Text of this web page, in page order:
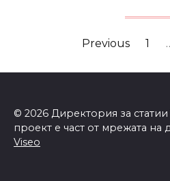
Previous 1
© 2026 Директория за
проект е част от мрежата на
Viseo